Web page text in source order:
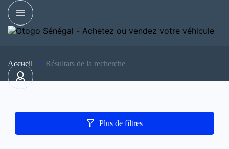
Accueil Résultats de la recherche
Plus de filtres